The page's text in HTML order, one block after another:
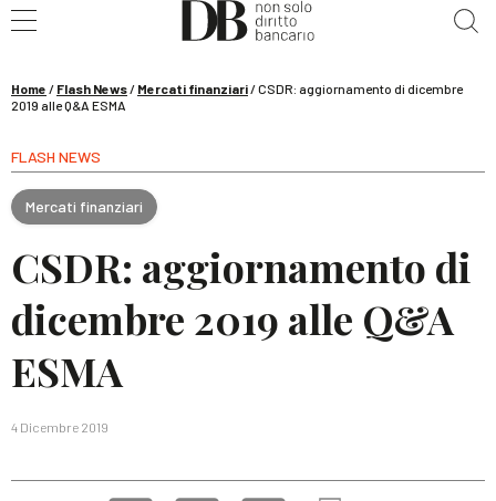
WEBINAR / 1° Ottobre
La riforma del sistema sanzionatorio del TUF
Home / Flash News/ Mercati finanziari/CSDR: aggiornamento di dicembre
2019 alle Q&A ESMA
FLASH NEWS
Mercati finanziari
CSDR: aggiornamento di
dicembre 2019 alle Q&A
ESMA
4 Dicembre 2019